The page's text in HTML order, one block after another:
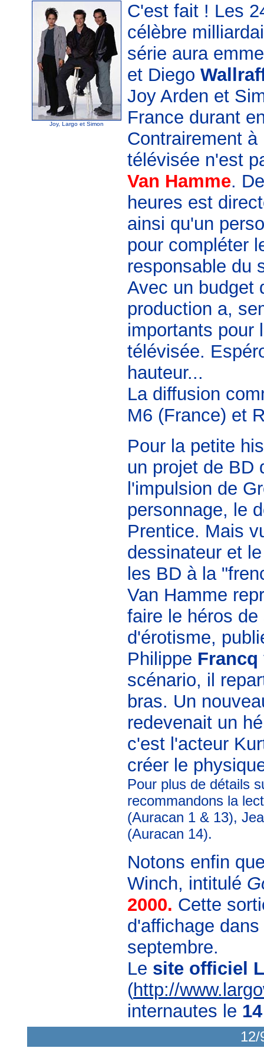
Joy, Largo et Simon
C'est fait ! Les
célèbre
série aura
et Diego
Joy Arden et
France durant
Contrairement
télévisée n'est
Van Hamme.
heures est
ainsi qu'un
pour compléter
responsable du
Avec un budget
production a,
importants pour
télévisée.
hauteur...
La diffusion
M6 (France) et
Pour la petite
un projet de BD
l'impulsion de
personnage, le
Prentice. Mais
dessinateur et
les BD à la
Van Hamme
faire le héros
d'érotisme,
Philippe Francq
scénario, il
bras. Un
redevenait un
c'est l'acteur
créer le
Pour plus de détails
recommandons la
(Auracan 1 & 13),
(Auracan 14).
Notons enfin
Winch, intitulé
2000. Cette
d'affichage
septembre.
Le site officiel
(http://
internautes le
12/